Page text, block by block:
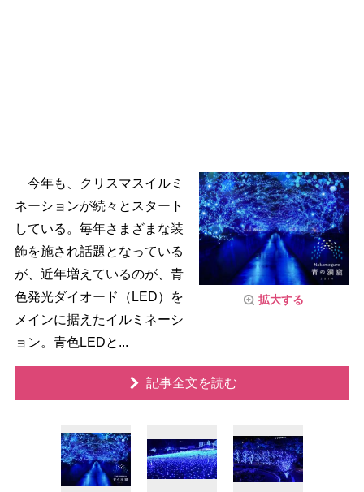
拡大する
今年も、クリスマスイルミ
ネーションが続々とスタート
している。毎年さまざまな装
飾を施され話題となっている
が、近年増えているのが、青
色発光ダイオード（LED）を
メインに据えたイルミネーシ
ョン。青色LEDと...
記事全文を読む